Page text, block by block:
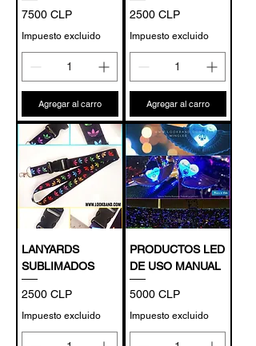
Precio
7500 CLP
Impuesto excluido
Agregar al carro
Precio
2500 CLP
Impuesto excluido
Agregar al carro
LANYARDS
SUBLIMADOS
Precio
2500 CLP
Impuesto excluido
PRODUCTOS LED
DE USO MANUAL
Precio
5000 CLP
Impuesto excluido